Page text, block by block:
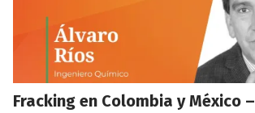
Fracking en Colombia y México –